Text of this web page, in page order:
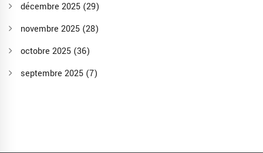
décembre 2025 (29)
novembre 2025 (28)
octobre 2025 (36)
septembre 2025 (7)